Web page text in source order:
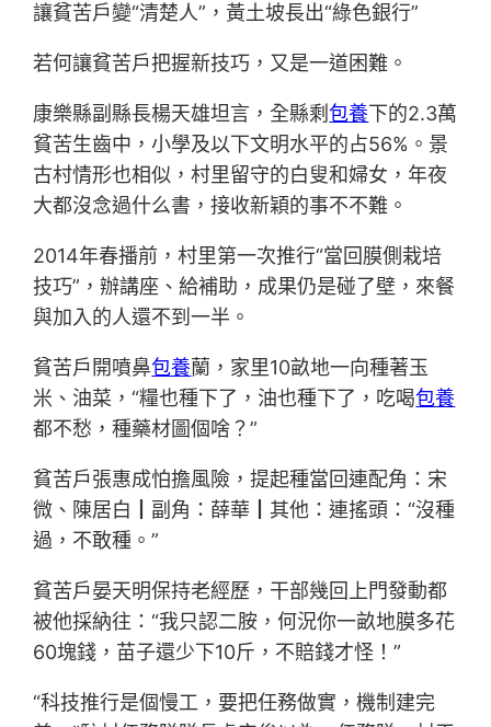
讓貧苦戶變“清楚人”，黃土坡長出“綠色銀行”
若何讓貧苦戶把握新技巧，又是一道困難。
康樂縣副縣長楊天雄坦言，全縣剩包養下的2.3萬
貧苦生齒中，小學及以下文明水平的占56%。景
古村情形也相似，村里留守的白叟和婦女，年夜
大都沒念過什么書，接收新穎的事不不難。
2014年春播前，村里第一次推行“當回膜側栽培
技巧”，辦講座、給補助，成果仍是碰了壁，來餐
與加入的人還不到一半。
貧苦戶開噴鼻包養蘭，家里10畝地一向種著玉
米、油菜，“糧也種下了，油也種下了，吃喝包養
都不愁，種藥材圖個啥？”
貧苦戶張惠成怕擔風險，提起種當回連配角：宋
微、陳居白┃副角：薛華┃其他：連搖頭：“沒種
過，不敢種。”
貧苦戶晏天明保持老經歷，干部幾回上門發動都
被他採納往：“我只認二胺，何況你一畝地膜多花
60塊錢，苗子還少下10斤，不賠錢才怪！”
“科技推行是個慢工，要把任務做實，機制建完